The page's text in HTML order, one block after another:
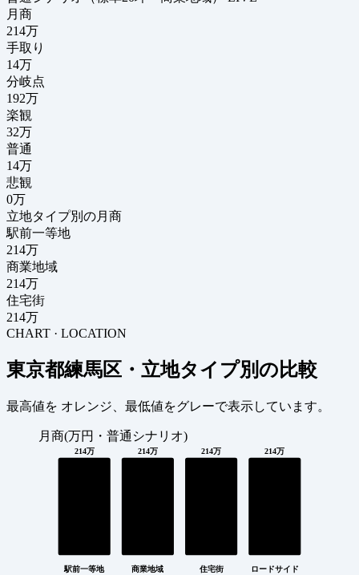
月商
214万
手取り
14万
分岐点
192万
楽観
32万
普通
14万
悲観
0万
立地タイプ別の月商
駅前一等地
214万
商業地域
214万
住宅街
214万
CHART · LOCATION
東京都練馬区・立地タイプ別の比較
最高値を オレンジ 、最低値をグレーで表示しています。
月商(万円・普通シナリオ)
214万
駅前一等地
214万
商業地域
214万
住宅街
214万
ロードサイド